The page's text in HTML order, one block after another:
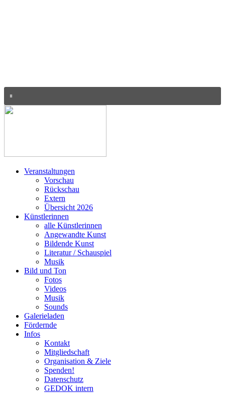
Veranstaltungen
Vorschau
Rückschau
Extern
Übersicht 2026
Künstlerinnen
alle Künstlerinnen
Angewandte Kunst
Bildende Kunst
Literatur / Schauspiel
Musik
Bild und Ton
Fotos
Videos
Musik
Sounds
Galerieladen
Fördernde
Infos
Kontakt
Mitgliedschaft
Organisation & Ziele
Spenden!
Datenschutz
GEDOK intern